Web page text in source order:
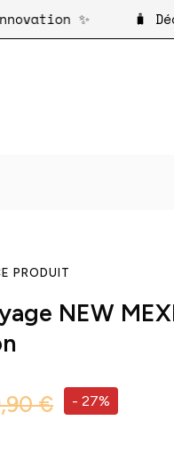
de l'innovation ✨
PRODUIT
NEW
€ - 27%